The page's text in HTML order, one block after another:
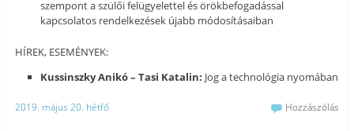
szempont a szülői felügyelettel és örökbefogadással
kapcsolatos rendelkezések újabb módosításaiban
HÍREK, ESEMÉNYEK:
Kussinszky Anikó – Tasi Katalin: Jog a technológia nyomában
2019. május 20. hétfő Hozzászólás